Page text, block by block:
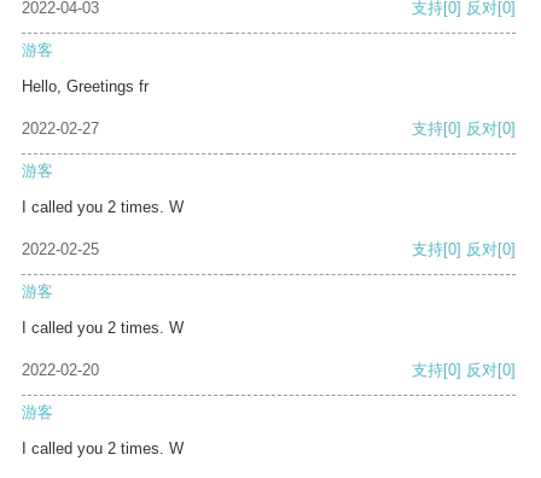
2022-04-03 支持[0] 反对[0]
游客
Hello, Greetings fr
2022-02-27 支持[0] 反对[0]
游客
I called you 2 times. W
2022-02-25 支持[0] 反对[0]
游客
I called you 2 times. W
2022-02-20 支持[0] 反对[0]
游客
I called you 2 times. W